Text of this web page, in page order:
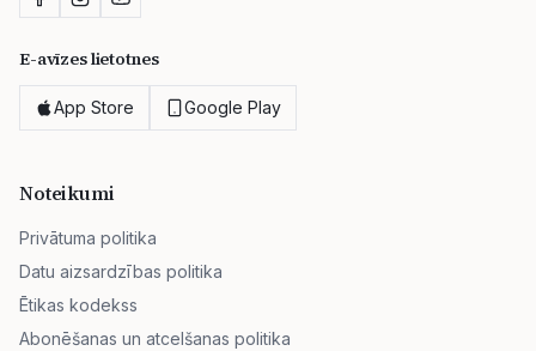
E-avīzes lietotnes
App Store Google Play
Noteikumi
Privātuma politika
Datu aizsardzības politika
Ētikas kodekss
Abonēšanas un atcelšanas politika